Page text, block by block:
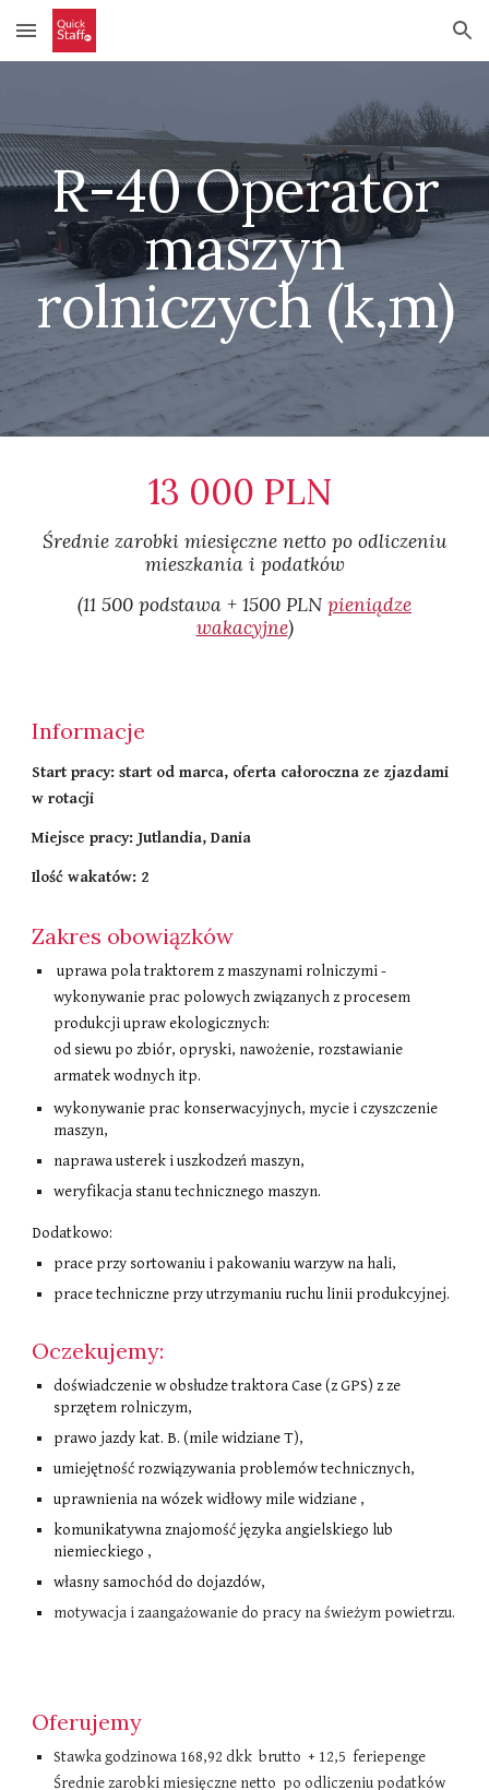
Skip to main content Skip to navigation
R-40Operator
maszyn
rolniczych (k,m)
13 000 PLN
Średnie zarobki miesięczne netto po odliczeniu
mieszkania i podatków​
(11 500 podstawa + 1500 PLN pieniądze
wakacyjne)
Informacje
Start pracy: start od marca, oferta całoroczna ze zjazdami
w rotacji
Miejsce pracy: Jutlandia, Dania
Ilość wakatów: 2
Zakres obowiązków
uprawa pola traktorem z maszynami rolniczymi -
wykonywanie prac polowych związanych z procesem
produkcji upraw ekologicznych:
od siewu po zbiór, opryski, nawożenie, rozstawianie
armatek wodnych itp.
wykonywanie prac konserwacyjnych, mycie i czyszczenie
maszyn,
naprawa usterek i uszkodzeń maszyn,
weryfikacja stanu technicznego maszyn.
Dodatkowo:
prace przy sortowaniu i pakowaniu warzyw na hali,
prace techniczne przy utrzymaniu ruchu linii produkcyjnej.
Oczekujemy:
doświadczenie w obsłudze traktora Case (z GPS) z ze
sprzętem rolniczym,
prawo jazdy kat. B. (mile widziane T),
umiejętność rozwiązywania problemów technicznych,
uprawnienia na wózek widłowy mile widziane ,
komunikatywna znajomość języka angielskiego lub
niemieckiego ,
własny samochód do dojazdów,
motywacja i zaangażowanie do pracy na świeżym powietrzu.
Oferujemy
Stawka godzinowa 168,92 dkk brutto + 12,5 feriepenge
Średnie zarobki miesięczne netto po odliczeniu podatków​